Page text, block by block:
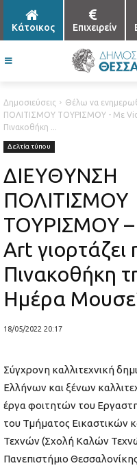
Κάτοικος Επιχειρείν
Δημοσιεύσεις Θέλω να
ΠΟΛΙΤΙΣΜΟΥ ΤΟΥΡΙΣΜΟΥ - Με
Πινακοθήκη ...
Δελτία τύπου
ΔΙΕΥΘΥΝΣΗ
ΠΟΛΙΤΙΣΜΟΥ
ΤΟΥΡΙΣΜΟΥ
Art γιορτάζει
Πινακοθήκη
Ημέρα
18/05/2022 20:17
Σύγχρονη καλλιτεχνική
Ελλήνων και ξένων
έργα φοιτητών του
του Τμήματος Εικαστικών
Τεχνών (Σχολή Καλών
Πανεπιστήμιο